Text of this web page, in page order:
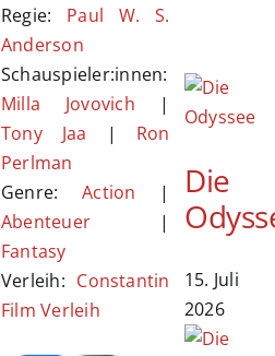
Regie: Paul W. S.
Anderson
Schauspieler:innen:
Milla Jovovich |
Tony Jaa | Ron
Perlman
Genre:Action |
Abenteuer |
Fantasy
Verleih: Constantin
Film Verleih
Die
15. Juli
2026